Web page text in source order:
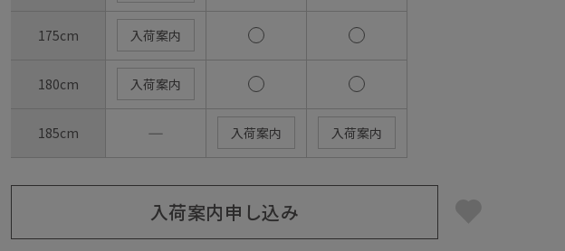
175cm 入荷案内
180cm 入荷案内
185cm ― 入荷案内 入荷案内
入荷案内申し込み